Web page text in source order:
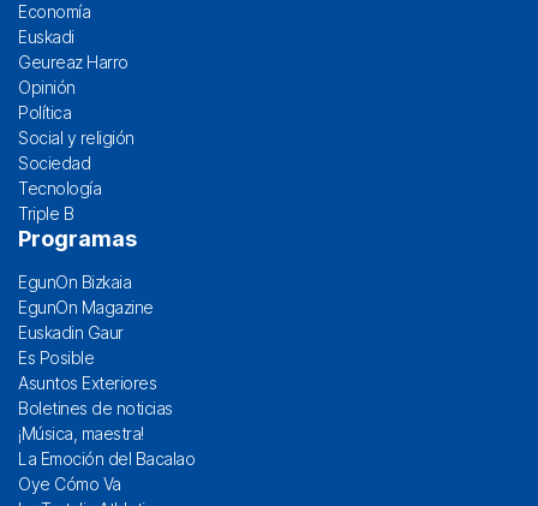
Economía
Euskadi
Geureaz Harro
Opinión
Política
Social y religión
Sociedad
Tecnología
Triple B
Programas
EgunOn Bizkaia
EgunOn Magazine
Euskadin Gaur
Es Posible
Asuntos Exteriores
Boletines de noticias
¡Música, maestra!
La Emoción del Bacalao
Oye Cómo Va